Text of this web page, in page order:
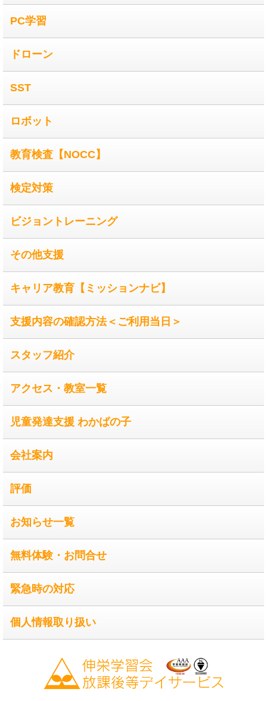
PC学習
ドローン
SST
ロボット
教育検査【NOCC】
検定対策
ビジョントレーニング
その他支援
キャリア教育【ミッションナビ】
支援内容の確認方法＜ご利用当日＞
スタッフ紹介
アクセス・教室一覧
児童発達支援 わかばの子
会社案内
評価
お知らせ一覧
無料体験・お問合せ
緊急時の対応
個人情報取り扱い